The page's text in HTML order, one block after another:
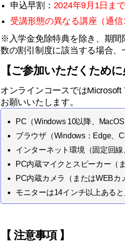
申込早割： 2024年9月1日まで
受講形態の異なる講座（通
※入学金免除特典を除き、期間
数の割引制度に該当する場合、
【ご参加いただくために
オンラインコースでは
お願いいたします。
PC（Windows 10以降、MacOS
ブラウザ（Windows：Edge、
インターネット環境（固定回線
PC内蔵マイクとスピーカー（
PC内蔵カメラ（またはWEBカ
モニターは14インチ以上ある
【 注意事項 】